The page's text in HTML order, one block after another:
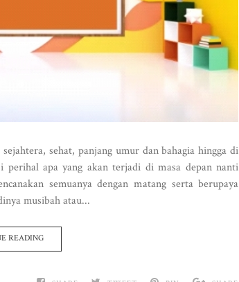
sehat, panjang umur dan bahagia hingga di
apa yang akan terjadi di masa depan nanti
semuanya dengan matang serta berupaya
musibah atau...
READING